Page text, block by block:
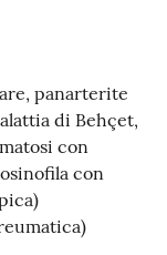
panarterite
di Behçet,
con
con